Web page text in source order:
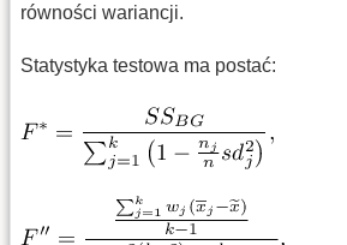
równości wariancji.
Statystyka testowa ma postać: